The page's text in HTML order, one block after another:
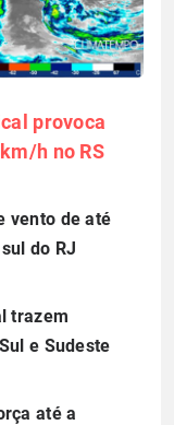
provoca
h no RS
vento de até
do RJ
trazem
e Sudeste
até a